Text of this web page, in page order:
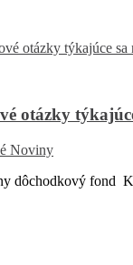
otázky
Noviny
fond